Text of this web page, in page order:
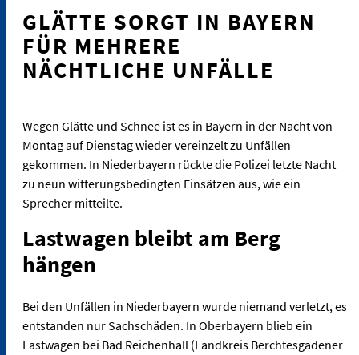
GLÄTTE SORGT IN BAYERN
FÜR MEHRERE
NÄCHTLICHE UNFÄLLE
Wegen Glätte und Schnee ist es in Bayern in der Nacht von
Montag auf Dienstag wieder vereinzelt zu Unfällen
gekommen. In Niederbayern rückte die Polizei letzte Nacht
zu neun witterungsbedingten Einsätzen aus, wie ein
Sprecher mitteilte.
Lastwagen bleibt am Berg
hängen
Bei den Unfällen in Niederbayern wurde niemand verletzt, es
entstanden nur Sachschäden. In Oberbayern blieb ein
Lastwagen bei Bad Reichenhall (Landkreis Berchtesgadener